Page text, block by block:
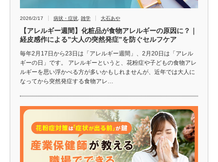
2026/2/17 病状・症状 雑学 大石あや
【アレルギー週間】化粧品が食物アレルギーの原因に？｜
経皮感作による”大人の突然発症”を防ぐセルフケア
毎年2月17日から23日は「アレルギー週間」、2月20日は「アレル
ギーの日」です。 アレルギーというと、花粉症や子どもの食物アレ
ルギーを思い浮かべる方が多いかもしれませんが、近年では大人に
なってから突然発症する食物アレ…